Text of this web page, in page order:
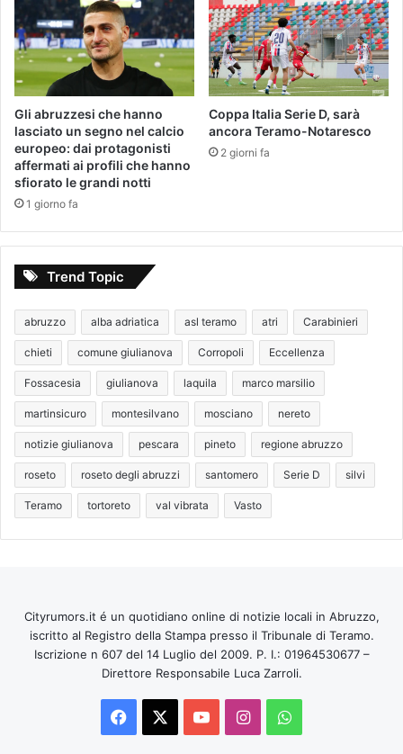
Gli abruzzesi che hanno
lasciato un segno nel calcio
europeo: dai protagonisti
affermati ai profili che hanno
sfiorato le grandi notti
1 giorno fa
Coppa Italia Serie D, sarà
ancora Teramo-Notaresco
2 giorni fa
Trend Topic
abruzzo alba adriatica asl teramo atri Carabinieri
chieti comune giulianova Corropoli Eccellenza
Fossacesia giulianova laquila marco marsilio
martinsicuro montesilvano mosciano nereto
notizie giulianova pescara pineto regione abruzzo
roseto roseto degli abruzzi santomero Serie D silvi
Teramo tortoreto val vibrata Vasto
Cityrumors.it é un quotidiano online di notizie locali in Abruzzo,
iscritto al Registro della Stampa presso il Tribunale di Teramo.
Iscrizione n 607 del 14 Luglio del 2009. P. I.: 01964530677 –
Direttore Responsabile Luca Zarroli.
Facebook
You InstagramWhatsApp